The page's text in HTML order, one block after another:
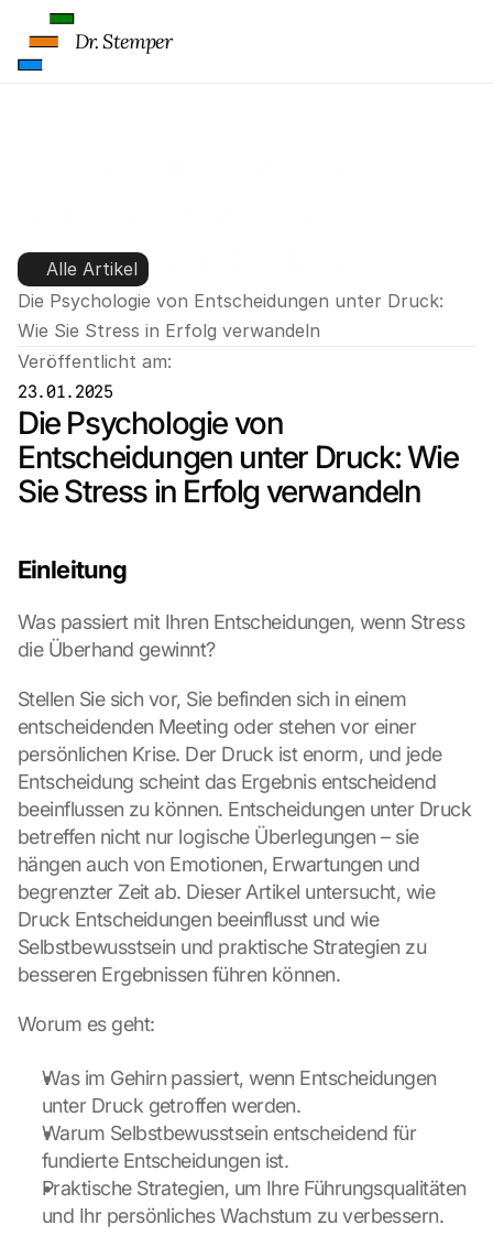
Wachstum und Führung
Alle Artikel
Die Psychologie von Entscheidungen unter Druck:
Wie Sie Stress in Erfolg verwandeln
Veröffentlicht am:
23.01.2025
Die Psychologie von
Entscheidungen unter Druck: Wie
Sie Stress in Erfolg verwandeln
Einleitung
Was passiert mit Ihren Entscheidungen, wenn Stress
die Überhand gewinnt?
Stellen Sie sich vor, Sie befinden sich in einem
entscheidenden Meeting oder stehen vor einer
persönlichen Krise. Der Druck ist enorm, und jede
Entscheidung scheint das Ergebnis entscheidend
beeinflussen zu können. Entscheidungen unter Druck
betreffen nicht nur logische Überlegungen – sie
hängen auch von Emotionen, Erwartungen und
begrenzter Zeit ab. Dieser Artikel untersucht, wie
Druck Entscheidungen beeinflusst und wie
Selbstbewusstsein und praktische Strategien zu
besseren Ergebnissen führen können.
Worum es geht:
Was im Gehirn passiert, wenn Entscheidungen
unter Druck getroffen werden.
Warum Selbstbewusstsein entscheidend für
fundierte Entscheidungen ist.
Praktische Strategien, um Ihre Führungsqualitäten
und Ihr persönliches Wachstum zu verbessern.
Dr. Stemper